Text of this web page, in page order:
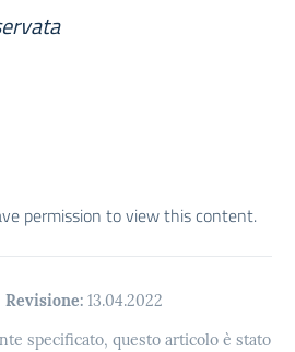
permission to view this content.
Revisione: 13.04.2022
specificato, questo articolo è stato